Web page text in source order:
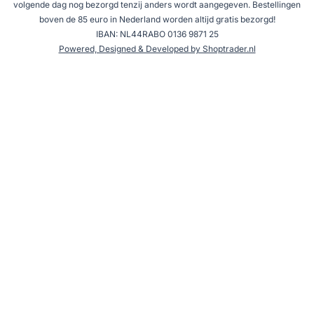
volgende dag nog bezorgd tenzij anders wordt aangegeven. Bestellingen
boven de 85 euro in Nederland worden altijd gratis bezorgd!
IBAN: NL44RABO 0136 9871 25
Powered, Designed & Developed by Shoptrader.nl